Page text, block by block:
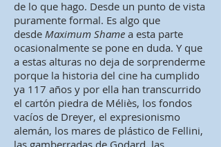
de lo que hago. Desde un punto de vista
puramente formal. Es algo que
desde Maximum Shame a esta parte
ocasionalmente se pone en duda. Y que
a estas alturas no deja de sorprenderme
porque la historia del cine ha cumplido
ya 117 años y por ella han transcurrido
el cartón piedra de Méliès, los fondos
vacíos de Dreyer, el expresionismo
alemán, los mares de plástico de Fellini,
las gamberradas de Godard, las